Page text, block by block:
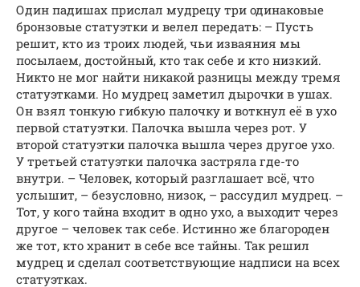
Один падишах прислал мудрецу три одинаковые
бронзовые статуэтки и велел передать: – Пусть
решит, кто из троих людей, чьи изваяния мы
посылаем, достойный, кто так себе и кто низкий.
Никто не мог найти никакой разницы между тремя
статуэтками. Но мудрец заметил дырочки в ушах.
Он взял тонкую гибкую палочку и воткнул её в ухо
первой статуэтки. Палочка вышла через рот. У
второй статуэтки палочка вышла через другое ухо.
У третьей статуэтки палочка застряла где-то
внутри. – Человек, который разглашает всё, что
услышит, – безусловно, низок, – рассудил мудрец. –
Тот, у кого тайна входит в одно ухо, а выходит через
другое – человек так себе. Истинно же благороден
же тот, кто хранит в себе все тайны. Так решил
мудрец и сделал соответствующие надписи на всех
статуэтках.